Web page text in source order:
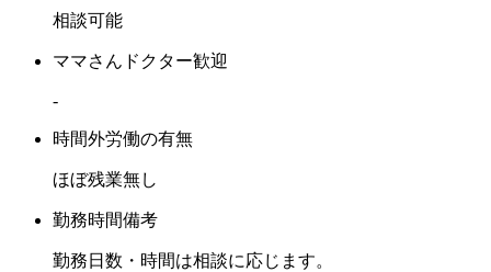
相談可能
ママさんドクター歓迎
-
時間外労働の有無
ほぼ残業無し
勤務時間備考
勤務日数・時間は相談に応じます。